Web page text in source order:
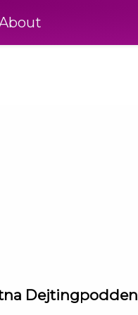
Dejtingpodden